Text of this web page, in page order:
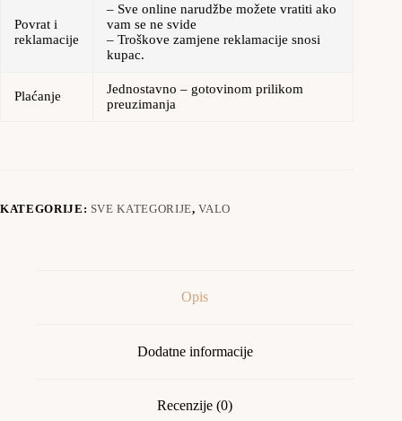
Povrat i
reklamacije
– Sve online narudžbe možete vratiti ako
vam se ne svide
– Troškove zamjene reklamacije snosi
kupac.
Plaćanje
Jednostavno – gotovinom prilikom
preuzimanja
KATEGORIJE: SVE KATEGORIJE,VALO
Opis
Dodatne informacije
Recenzije (0)